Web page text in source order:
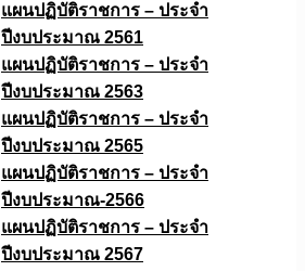
แผนปฏิบัติราชการ – ประจำ
ปีงบประมาณ 2561
แผนปฏิบัติราชการ – ประจำ
ปีงบประมาณ 2563
แผนปฏิบัติราชการ – ประจำ
ปีงบประมาณ 2565
แผนปฏิบัติราชการ – ประจำ
ปีงบประมาณ-2566
แผนปฏิบัติราชการ – ประจำ
ปีงบประมาณ 2567